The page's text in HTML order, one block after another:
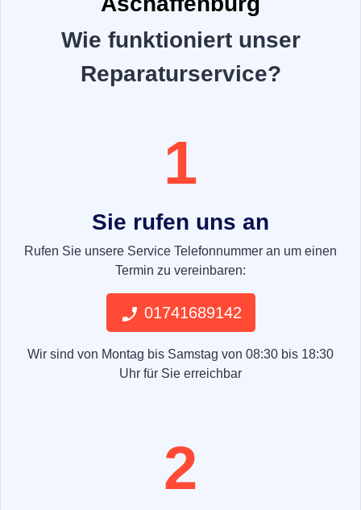
Wie funktioniert unser
Reparaturservice?
1
Sie rufen uns an
Rufen Sie unsere Service Telefonnummer an um einen
Termin zu vereinbaren:
01741689142
Wir sind von Montag bis Samstag von 08:30 bis 18:30
Uhr für Sie erreichbar
2